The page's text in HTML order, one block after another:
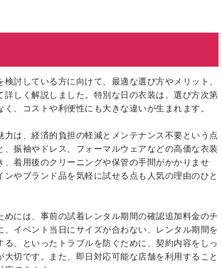
討している方に向けて、最適な選び方やメリット、
詳しく解説しました。特別な日の衣装は、選び方次第
、コストや利便性にも大きな違いが生まれます。
力は、経済的負担の軽減とメンテナンス不要という点
、振袖やドレス、フォーマルウェアなどの高価な衣装
、着用後のクリーニングや保管の手間がかかりませ
ンやブランド品を気軽に試せる点も人気の理由のひと
めには、事前の試着レンタル期間の確認追加料金のチ
、イベント当日にサイズが合わない、レンタル期間を
る、といったトラブルを防ぐために、契約内容をしっ
切です。また、即日対応可能な店舗を利用すること